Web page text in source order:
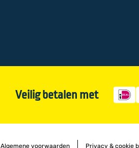
Veilig betalen met
Algemene voorwaarden Privacy & cookie